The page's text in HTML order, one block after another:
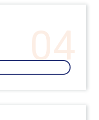
04